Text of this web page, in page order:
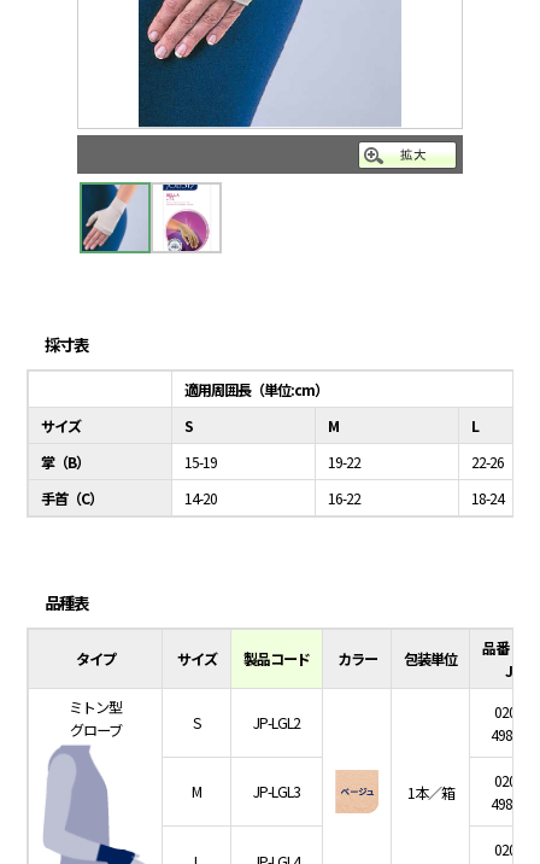
採寸表
適用周囲長（単位:cm）
サイズ
S M
L
掌（B）
15-19 19-22
22-26
手首（C）
14-20 16-22 18-24
品種表
タイプ サイズ 製品コード カラー 包装単位
品番（
JAN
ミトン型
グローブ
S JP-LGL2
1本／箱
020-
M JP-LGL3
020-
020-